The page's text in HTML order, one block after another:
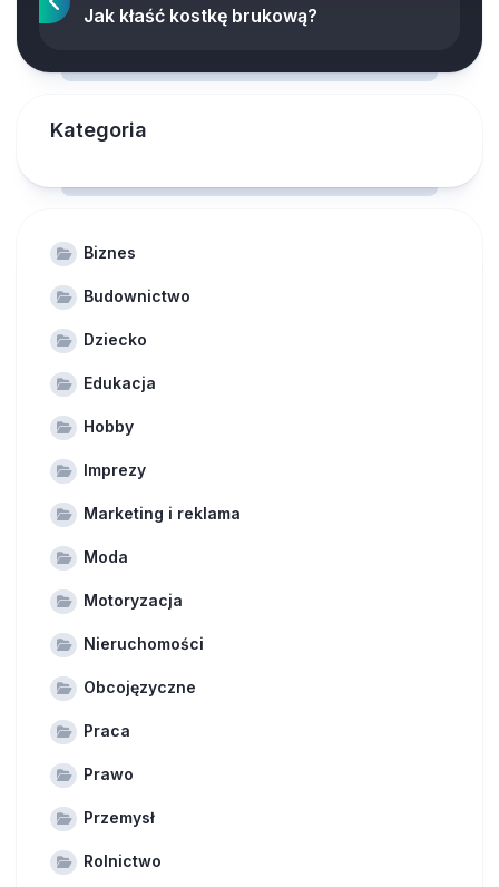
Jak kłaść kostkę brukową?
Kategoria
Biznes
Budownictwo
Dziecko
Edukacja
Hobby
Imprezy
Marketing i reklama
Moda
Motoryzacja
Nieruchomości
Obcojęzyczne
Praca
Prawo
Przemysł
Rolnictwo